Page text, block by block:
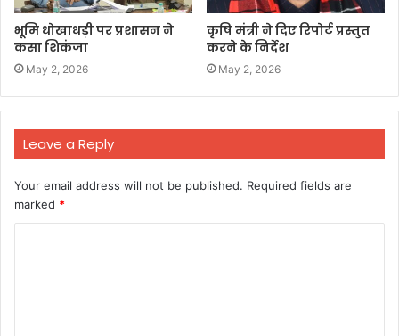
भूमि धोखाधड़ी पर प्रशासन ने
कसा शिकंजा
May 2, 2026
कृषि मंत्री ने दिए रिपोर्ट प्रस्तुत
करने के निर्देश
May 2, 2026
Leave a Reply
Your email address will not be published. Required fields are
marked *